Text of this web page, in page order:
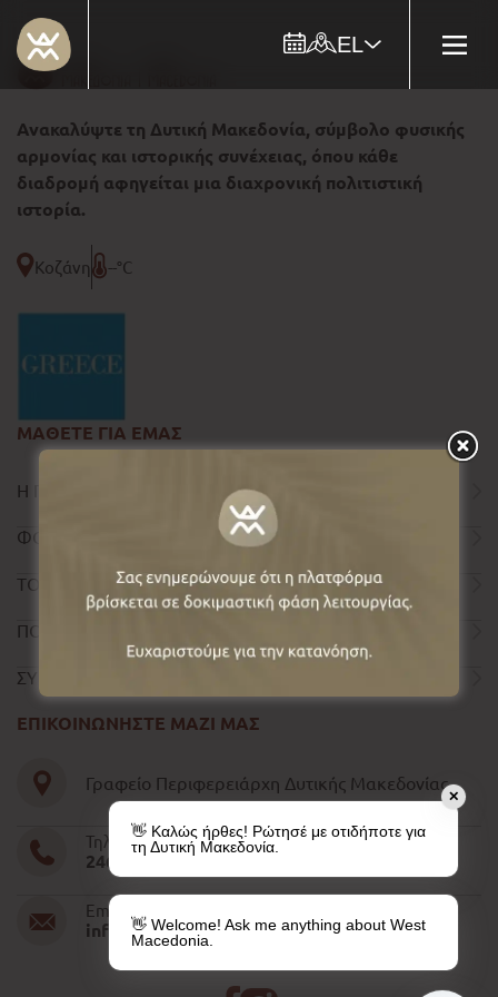
EL
Ανακαλύψτε τη Δυτική Μακεδονία, σύμβολο φυσικής
αρμονίας και ιστορικής συνέχειας, όπου κάθε
διαδρομή αφηγείται μια διαχρονική πολιτιστική
ιστορία.
Κοζάνη --°C
ΜΑΘΕΤΕ ΓΙΑ ΕΜΑΣ
Η ΠΕΡΙΦΕΡΕΙΑ
ΦΟΡΜΑ ΕΠΙΚΟΙΝΩΝΙΑΣ
ΤΟΥΡΙΣΤΙΚΟΣ ΟΔΗΓΟΣ
ΠΟΛΙΤΙΚΗ ΑΠΟΡΡΗΤΟΥ
ΣΥΝΤΕΛΕΣΤΕΣ
ΕΠΙΚΟΙΝΩΝΗΣΤΕ ΜΑΖΙ ΜΑΣ
Γραφείο Περιφερειάρχη Δυτικής Μακεδονίας
Τηλέφωνο
2461052610-11-15
Email
info@pdm.gov.gr
✕
👋 Καλώς ήρθες! Ρώτησέ με οτιδήποτε για
τη Δυτική Μακεδονία.
👋 Welcome! Ask me anything about West
Macedonia.